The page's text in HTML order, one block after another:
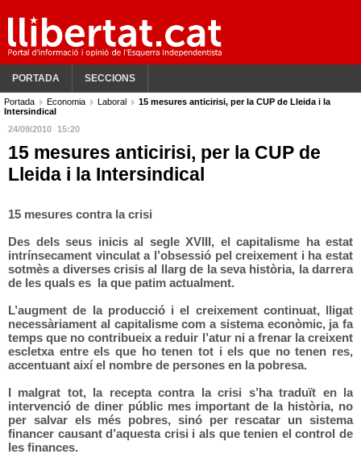
PORTADA SECCIONS
Portada Economia Laboral
15 mesures anticirisi, per la CUP de Lleida i la
Intersindical
24/09/2010
15:20
15 mesures anticirisi, per la CUP de
Lleida i la Intersindical
15 mesures contra la crisi
Des dels seus inicis al segle XVIII, el capitalisme ha estat
intrínsecament vinculat a l’obsessió pel creixement i ha estat
sotmès a diverses crisis al llarg de la seva història, la darrera
de les quals es la que patim actualment.
L’augment de la producció i el creixement continuat, lligat
necessàriament al capitalisme com a sistema econòmic, ja fa
temps que no contribueix a reduir l’atur ni a frenar la creixent
escletxa entre els que ho tenen tot i els que no tenen res,
accentuant així el nombre de persones en la pobresa.
I malgrat tot, la recepta contra la crisi s’ha traduït en la
intervenció de diner públic mes important de la història, no
per salvar els més pobres, sinó per rescatar un sistema
financer causant d’aquesta crisi i als que tenien el control de
les finances.